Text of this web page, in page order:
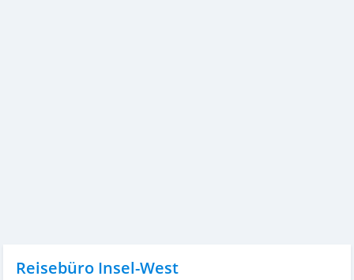
Reisebüro Insel-West